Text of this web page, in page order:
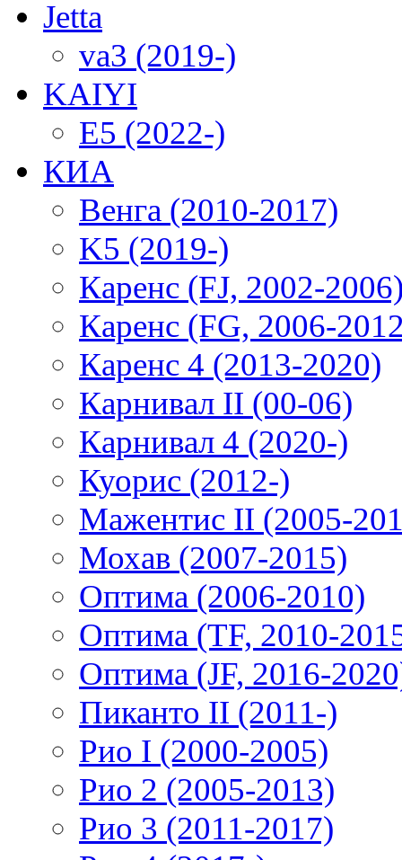
Jetta
va3 (2019-)
KAIYI
E5 (2022-)
КИА
Венга (2010-2017)
K5 (2019-)
Каренс (FJ, 2002-
Каренс (FG, 2006-
Каренс 4 (2013-2020)
Карнивал II (00-06)
Карнивал 4 (2020-)
Куорис (2012-)
Мажентис II (2005-
Мохав (2007-2015)
Оптима (2006-2010)
Оптима (TF, 2010-
Оптима (JF, 2016-
Пиканто II (2011-)
Рио I (2000-2005)
Рио 2 (2005-2013)
Рио 3 (2011-2017)